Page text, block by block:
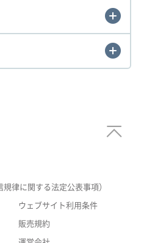
律に関する法定公表事項）
ウェブサイト利用条件
販売規約